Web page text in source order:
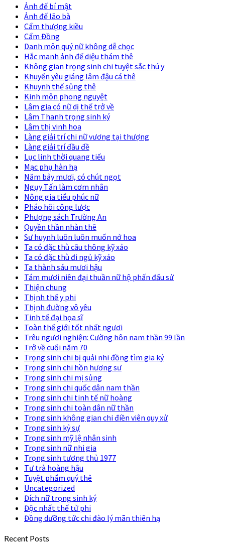
Ảnh đế bí mật
Ảnh đế lão bà
Cẩm thượng kiều
Cẩm Đồng
Danh môn quý nữ không dễ chọc
Hắc manh ảnh đế diệu thám thê
Không gian trọng sinh chi tuyệt sắc thú y
Khuyển yêu giáng lâm đậu cá thê
Khuynh thế sủng thê
Kinh môn phong nguyệt
Lâm gia có nữ dị thế trở về
Lâm Thanh trọng sinh ký
Lâm thị vinh hoa
Làng giải trí chi nữ vương tại thượng
Làng giải trí đầu đề
Lục linh thời quang tiếu
Mạc phụ hàn hạ
Năm bảy mươi, có chút ngọt
Ngụy Tấn làm cơm nhân
Nông gia tiểu phúc nữ
Pháo hôi công lược
Phượng sách Trường An
Quyền thần nhàn thê
Sư huynh luôn luôn muốn nở hoa
Ta có đặc thù câu thông kỹ xảo
Ta có đặc thù đi ngủ kỹ xảo
Ta thành sáu mươi hậu
Tám mươi niên đại thuần nữ hộ phấn đấu sử
Thiện chung
Thịnh thế y phi
Thịnh đường vô yêu
Tinh tế đại họa sĩ
Toàn thế giới tốt nhất ngươi
Trêu ngươi nghiện: Cường hôn nam thần 99 lần
Trở về cuối năm 70
Trọng sinh chi bị quải nhi đồng tìm gia ký
Trọng sinh chi hồn hương sư
Trọng sinh chi mị sủng
Trọng sinh chi quốc dân nam thần
Trọng sinh chi tinh tế nữ hoàng
Trọng sinh chi toàn dân nữ thần
Trọng sinh không gian chi điền viên quy xử
Trọng sinh kỷ sự
Trọng sinh mỹ lệ nhân sinh
Trọng sinh nữ nhi gia
Trọng sinh tương thủ 1977
Tư trà hoàng hậu
Tuyệt phẩm quý thê
Uncategorized
Đích nữ trọng sinh ký
Độc nhất thế tử phi
Đồng dưỡng tức chi đào lý mãn thiên hạ
Recent Posts